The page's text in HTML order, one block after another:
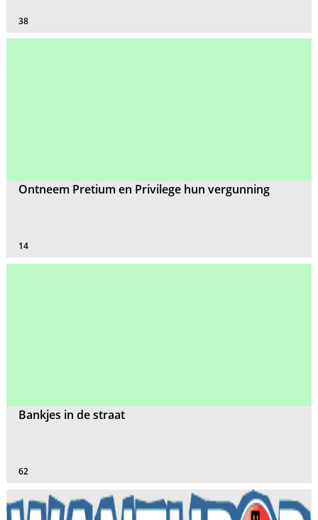
38
Ontneem Pretium en Privilege hun vergunning
14
Bankjes in de straat
62